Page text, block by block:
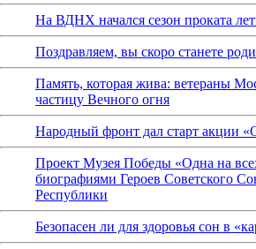
На ВДНХ начался сезон проката
Поздравляем, вы скоро станете
Память, которая жива: ветераны
частицу Вечного огня
Народный фронт дал старт акции
Проект Музея Победы «Одна на
биографиями Героев Советского
Республики
Безопасен ли для здоровья сон в